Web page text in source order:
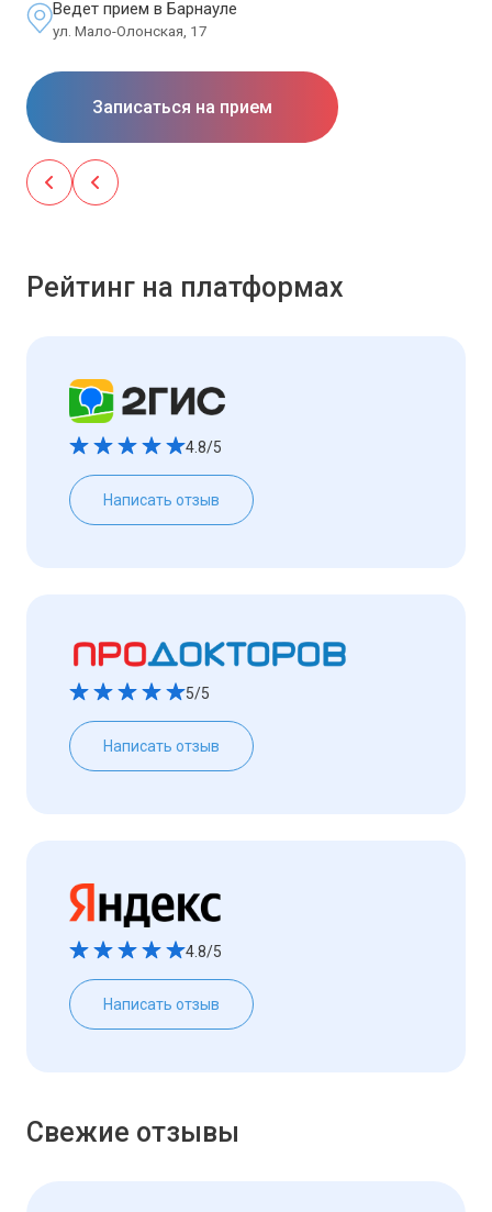
Ведет прием в Барнауле
ул. Мало-Олонская, 17
Записаться на прием
Рейтинг на платформах
4.8/5
Написать отзыв
5/5
Написать отзыв
4.8/5
Написать отзыв
Свежие отзывы